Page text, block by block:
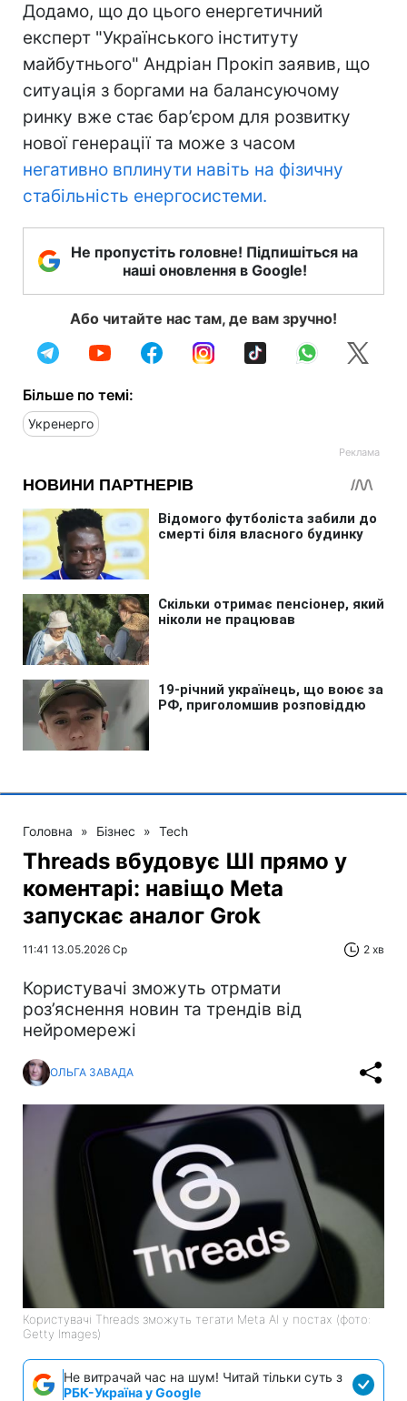
Додамо, що до цього енергетичний
експерт "Українського інституту
майбутнього" Андріан Прокіп заявив, що
ситуація з боргами на балансуючому
ринку вже стає бар’єром для розвитку
нової генерації та може з часом
негативно вплинути навіть на фізичну
стабільність енергосистеми.
Не пропустіть головне! Підпишіться на
наші оновлення в Google!
Або читайте нас там, де вам зручно!
Більше по темі:
Укренерго
Головна » Бізнес » Tech
Threads вбудовує ШІ прямо у
коментарі: навіщо Meta
запускає аналог Grok
11:41 13.05.2026 Ср 2 хв
Користувачі зможуть отрмати
роз’яснення новин та трендів від
нейромережі
ОЛЬГА ЗАВАДА
Користувачі Threads зможуть тегати Meta AI у постах (фото:
Getty Images)
Не витрачай час на шум! Читай тільки суть з
РБК-Україна у Google